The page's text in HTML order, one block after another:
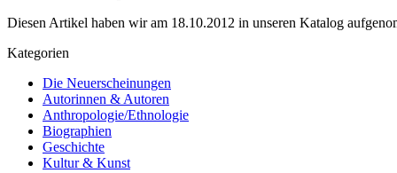
Diesen Artikel haben wir am 18.10.2012 in unseren Katalog
Kategorien
Die Neuerscheinungen
Autorinnen & Autoren
Anthropologie/Ethnologie
Biographien
Geschichte
Kultur & Kunst